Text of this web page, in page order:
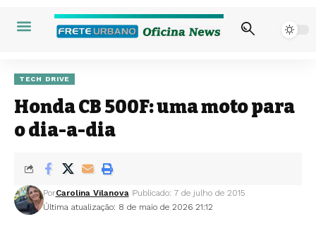
TECH DRIVE
Honda CB 500F: uma moto para
o dia-a-dia
Última atualização: 8 de maio de 2026 21:12
PorCarolina Vilanova Publicado: 7 de julho de 2015